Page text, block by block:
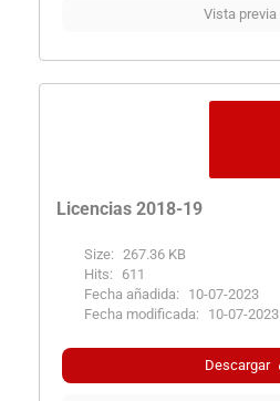
Vista previa
Licencias 2018-19
Size: 267.36 KB
Hits:
611
Fecha añadida:
10-07-2023
Fecha modificada:
10-07-2023
Descargar